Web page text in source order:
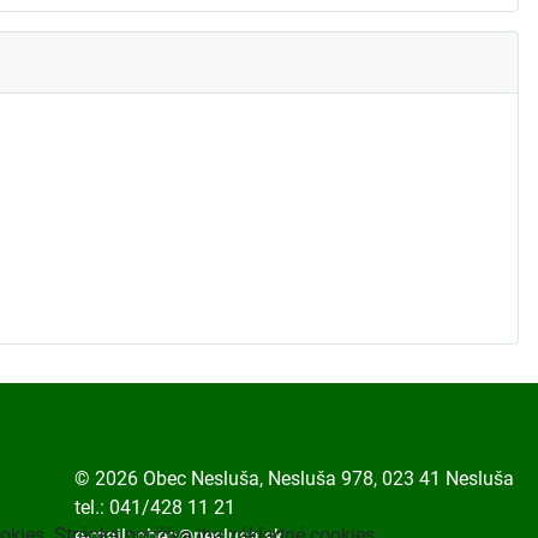
© 2026 Obec Nesluša, Nesluša 978, 023 41 Nesluša
tel.: 041/428 11 21